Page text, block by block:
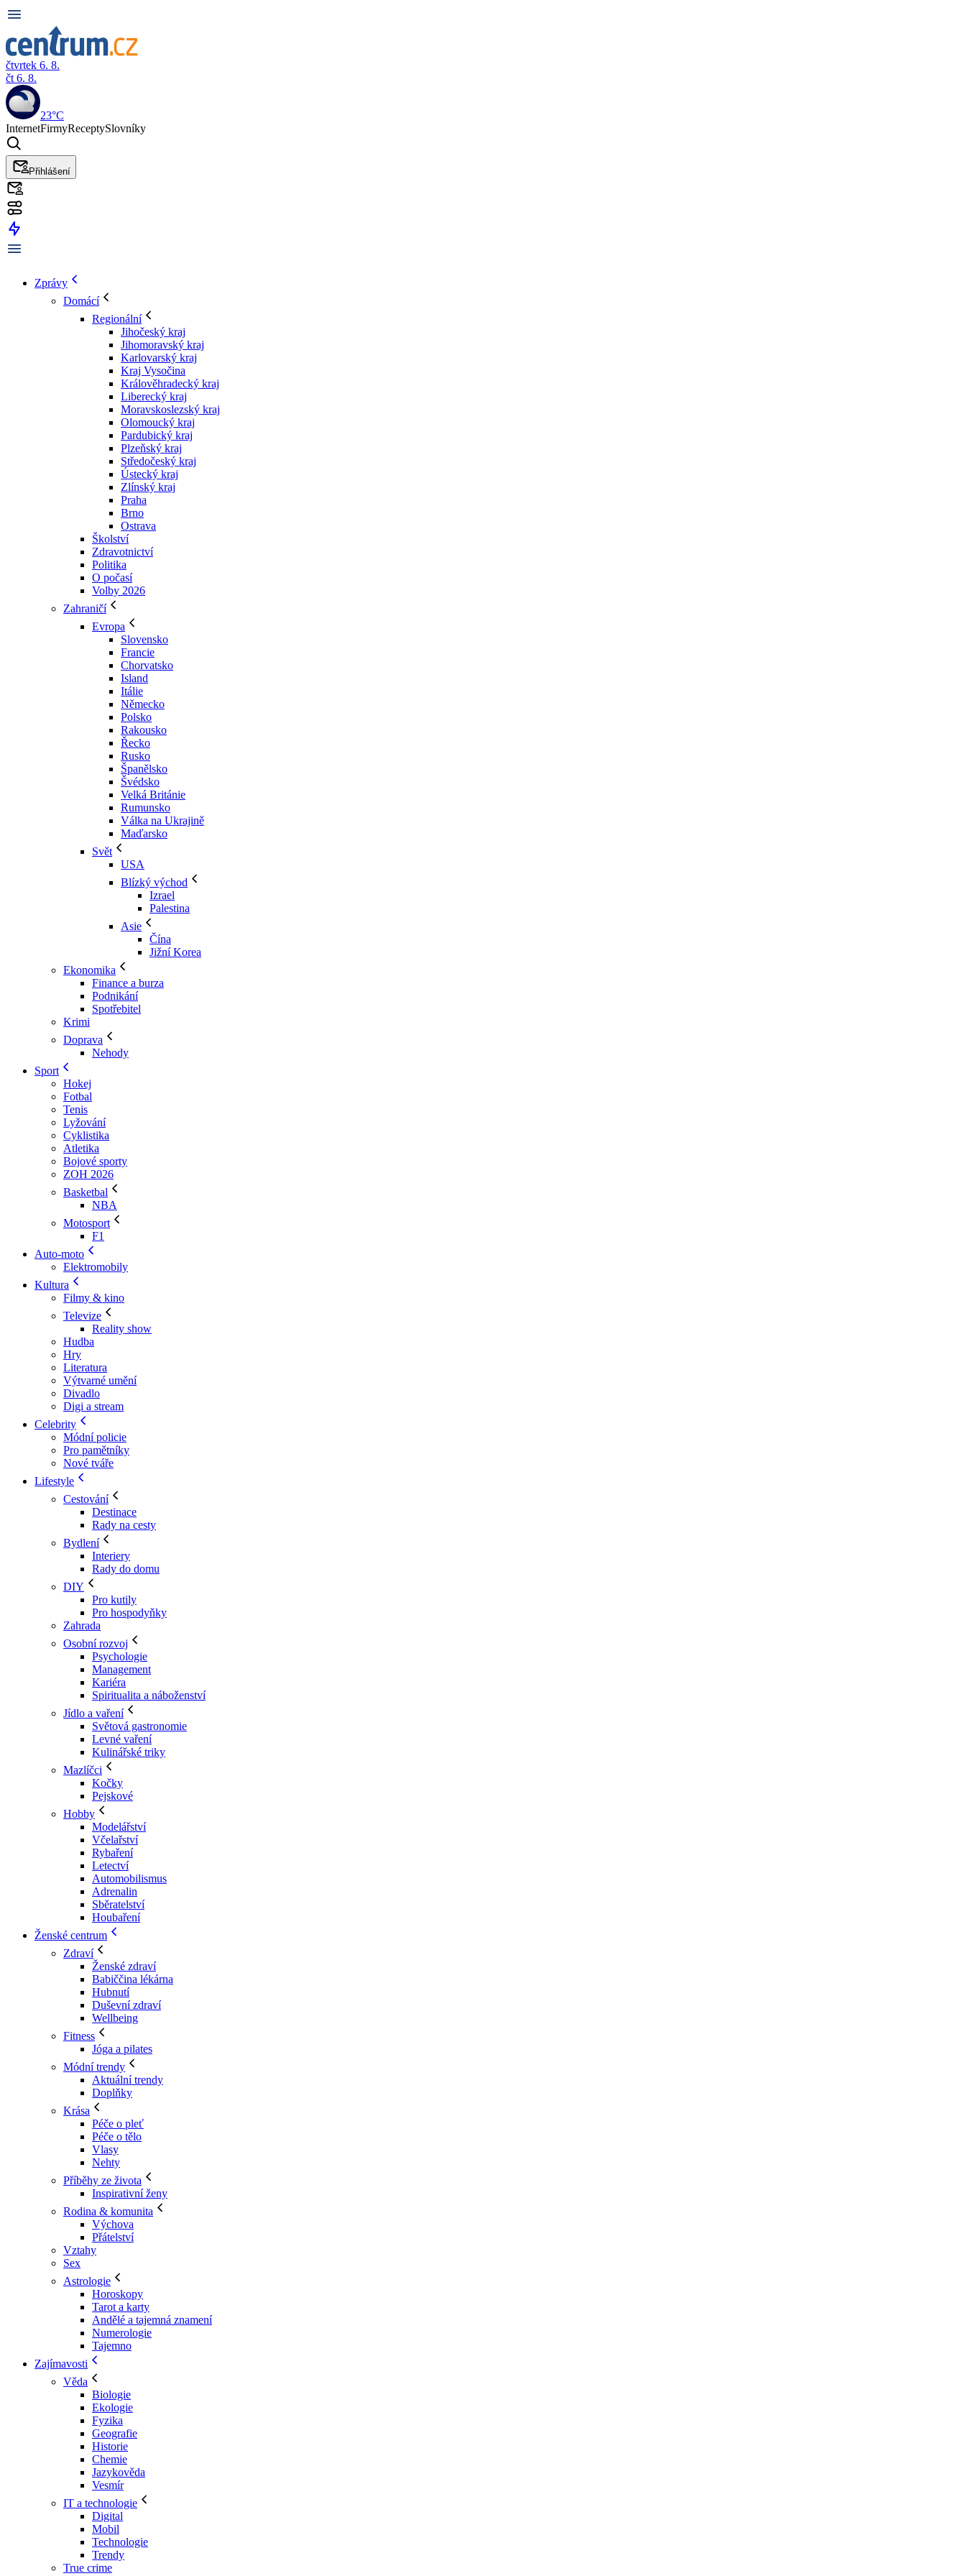
čtvrtek 6. 8.
čt 6. 8.
23°C
InternetFirmyReceptySlovníky
Přihlášení
Zprávy
Domácí
Regionální
Jihočeský kraj
Jihomoravský kraj
Karlovarský kraj
Kraj Vysočina
Králověhradecký kraj
Liberecký kraj
Moravskoslezský kraj
Olomoucký kraj
Pardubický kraj
Plzeňský kraj
Středočeský kraj
Ústecký kraj
Zlínský kraj
Praha
Brno
Ostrava
Školství
Zdravotnictví
Politika
O počasí
Volby 2026
Zahraničí
Evropa
Slovensko
Francie
Chorvatsko
Island
Itálie
Německo
Polsko
Rakousko
Řecko
Rusko
Španělsko
Švédsko
Velká Británie
Rumunsko
Válka na Ukrajině
Maďarsko
Svět
USA
Blízký východ
Izrael
Palestina
Asie
Čína
Jižní Korea
Ekonomika
Finance a burza
Podnikání
Spotřebitel
Krimi
Doprava
Nehody
Sport
Hokej
Fotbal
Tenis
Lyžování
Cyklistika
Atletika
Bojové sporty
ZOH 2026
Basketbal
NBA
Motosport
F1
Auto-moto
Elektromobily
Kultura
Filmy & kino
Televize
Reality show
Hudba
Hry
Literatura
Výtvarné umění
Divadlo
Digi a stream
Celebrity
Módní policie
Pro pamětníky
Nové tváře
Lifestyle
Cestování
Destinace
Rady na cesty
Bydlení
Interiery
Rady do domu
DIY
Pro kutily
Pro hospodyňky
Zahrada
Osobní rozvoj
Psychologie
Management
Kariéra
Spiritualita a náboženství
Jídlo a vaření
Světová gastronomie
Levné vaření
Kulinářské triky
Mazlíčci
Kočky
Pejskové
Hobby
Modelářství
Včelařství
Rybaření
Letectví
Automobilismus
Adrenalin
Sběratelství
Houbaření
Ženské centrum
Zdraví
Ženské zdraví
Babiččina lékárna
Hubnutí
Duševní zdraví
Wellbeing
Fitness
Jóga a pilates
Módní trendy
Aktuální trendy
Doplňky
Krása
Péče o pleť
Péče o tělo
Vlasy
Nehty
Příběhy ze života
Inspirativní ženy
Rodina & komunita
Výchova
Přátelství
Vztahy
Sex
Astrologie
Horoskopy
Tarot a karty
Andělé a tajemná znamení
Numerologie
Tajemno
Zajímavosti
Věda
Biologie
Ekologie
Fyzika
Geografie
Historie
Chemie
Jazykověda
Vesmír
IT a technologie
Digital
Mobil
Technologie
Trendy
True crime